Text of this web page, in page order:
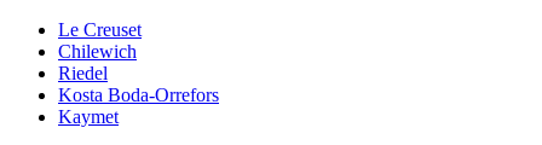
Le Creuset
Chilewich
Riedel
Kosta Boda-Orrefors
Kaymet